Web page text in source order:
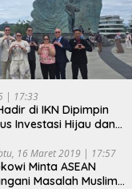
| 17:33
di IKN Dipimpin
Investasi Hijau dan
16 Maret 2019 | 17:57
Minta ASEAN
Masalah Muslim